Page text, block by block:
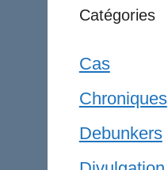
Catégories
Cas
Chroniques
Debunkers